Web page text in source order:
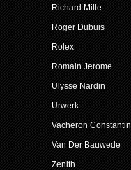
Richard Mille
Roger Dubuis
Rolex
Romain Jerome
Ulysse Nardin
Urwerk
Vacheron Constantin
Van Der Bauwede
Zenith